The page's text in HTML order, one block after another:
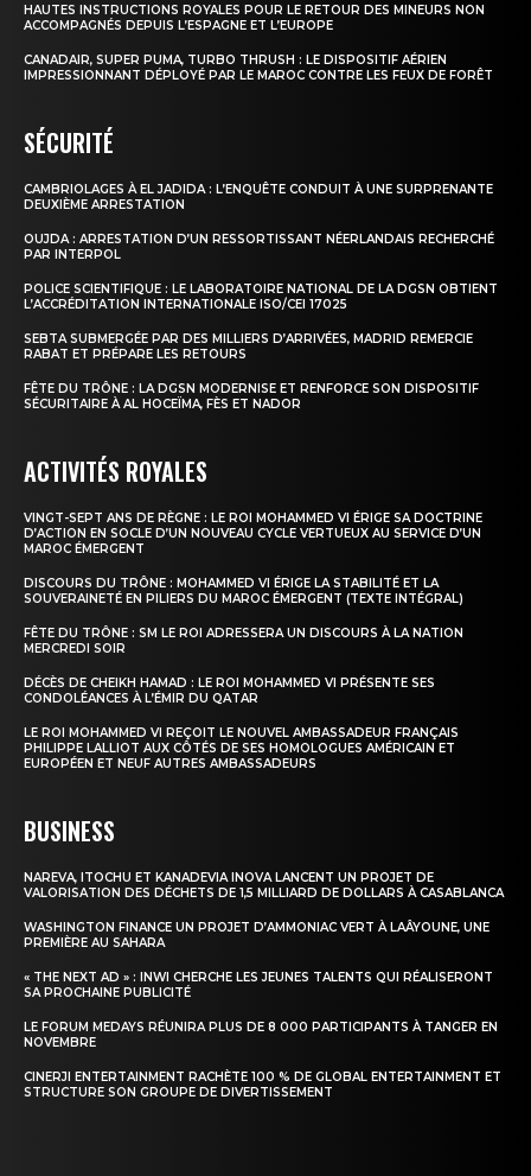
HAUTES INSTRUCTIONS ROYALES POUR LE RETOUR DES MINEURS NON
ACCOMPAGNÉS DEPUIS L’ESPAGNE ET L’EUROPE
CANADAIR, SUPER PUMA, TURBO THRUSH : LE DISPOSITIF AÉRIEN
IMPRESSIONNANT DÉPLOYÉ PAR LE MAROC CONTRE LES FEUX DE FORÊT
SÉCURITÉ
CAMBRIOLAGES À EL JADIDA : L’ENQUÊTE CONDUIT À UNE SURPRENANTE
DEUXIÈME ARRESTATION
OUJDA : ARRESTATION D’UN RESSORTISSANT NÉERLANDAIS RECHERCHÉ
PAR INTERPOL
POLICE SCIENTIFIQUE : LE LABORATOIRE NATIONAL DE LA DGSN OBTIENT
L’ACCRÉDITATION INTERNATIONALE ISO/CEI 17025
SEBTA SUBMERGÉE PAR DES MILLIERS D’ARRIVÉES, MADRID REMERCIE
RABAT ET PRÉPARE LES RETOURS
FÊTE DU TRÔNE : LA DGSN MODERNISE ET RENFORCE SON DISPOSITIF
SÉCURITAIRE À AL HOCEÏMA, FÈS ET NADOR
ACTIVITÉS ROYALES
VINGT-SEPT ANS DE RÈGNE : LE ROI MOHAMMED VI ÉRIGE SA DOCTRINE
D’ACTION EN SOCLE D’UN NOUVEAU CYCLE VERTUEUX AU SERVICE D’UN
MAROC ÉMERGENT
DISCOURS DU TRÔNE : MOHAMMED VI ÉRIGE LA STABILITÉ ET LA
SOUVERAINETÉ EN PILIERS DU MAROC ÉMERGENT (TEXTE INTÉGRAL)
FÊTE DU TRÔNE : SM LE ROI ADRESSERA UN DISCOURS À LA NATION
MERCREDI SOIR
DÉCÈS DE CHEIKH HAMAD : LE ROI MOHAMMED VI PRÉSENTE SES
CONDOLÉANCES À L’ÉMIR DU QATAR
LE ROI MOHAMMED VI REÇOIT LE NOUVEL AMBASSADEUR FRANÇAIS
PHILIPPE LALLIOT AUX CÔTÉS DE SES HOMOLOGUES AMÉRICAIN ET
EUROPÉEN ET NEUF AUTRES AMBASSADEURS
BUSINESS
NAREVA, ITOCHU ET KANADEVIA INOVA LANCENT UN PROJET DE
VALORISATION DES DÉCHETS DE 1,5 MILLIARD DE DOLLARS À CASABLANCA
WASHINGTON FINANCE UN PROJET D’AMMONIAC VERT À LAÂYOUNE, UNE
PREMIÈRE AU SAHARA
« THE NEXT AD » : INWI CHERCHE LES JEUNES TALENTS QUI RÉALISERONT
SA PROCHAINE PUBLICITÉ
LE FORUM MEDAYS RÉUNIRA PLUS DE 8 000 PARTICIPANTS À TANGER EN
NOVEMBRE
CINERJI ENTERTAINMENT RACHÈTE 100 % DE GLOBAL ENTERTAINMENT ET
STRUCTURE SON GROUPE DE DIVERTISSEMENT